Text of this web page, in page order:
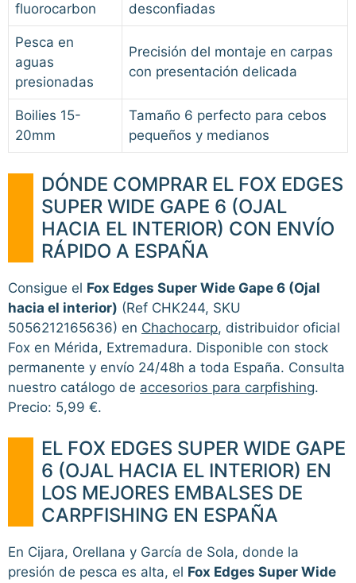
fluorocarbon
desconfiadas
Pesca en
aguas
presionadas
Precisión del montaje en carpas
con presentación delicada
Boilies 15-
20mm
Tamaño 6 perfecto para cebos
pequeños y medianos
DÓNDE COMPRAR EL FOX EDGES
SUPER WIDE GAPE 6 (OJAL
HACIA EL INTERIOR) CON ENVÍO
RÁPIDO A ESPAÑA
Consigue el Fox Edges Super Wide Gape 6 (Ojal
hacia el interior) (Ref CHK244, SKU
5056212165636) en Chachocarp, distribuidor oficial
Fox en Mérida, Extremadura. Disponible con stock
permanente y envío 24/48h a toda España. Consulta
nuestro catálogo de accesorios para carpfishing.
Precio: 5,99 €.
EL FOX EDGES SUPER WIDE GAPE
6 (OJAL HACIA EL INTERIOR) EN
LOS MEJORES EMBALSES DE
CARPFISHING EN ESPAÑA
En Cijara, Orellana y García de Sola, donde la
presión de pesca es alta, el Fox Edges Super Wide